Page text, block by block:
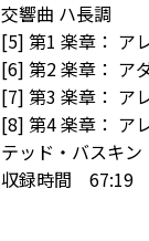
交響曲 ハ長調
[5] 第1 楽章： ア
[6] 第2 楽章： ア
[7] 第3 楽章： ア
[8] 第4 楽章： ア
テッド・バスキン
収録時間 67:19